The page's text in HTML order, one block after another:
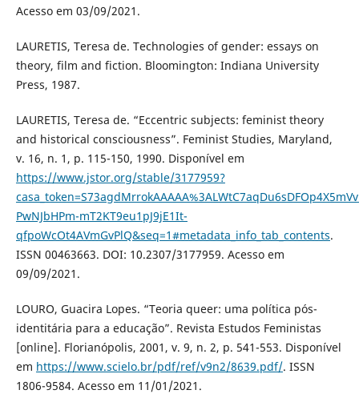
Acesso em 03/09/2021.
LAURETIS, Teresa de. Technologies of gender: essays on
theory, film and fiction. Bloomington: Indiana University
Press, 1987.
LAURETIS, Teresa de. “Eccentric subjects: feminist theory
and historical consciousness”. Feminist Studies, Maryland,
v. 16, n. 1, p. 115-150, 1990. Disponível em
https://www.jstor.org/stable/3177959?
PwNJbHPm-mT2KT9eu1pJ9jE1It-
qfpoWcOt4AVmGvPlQ&seq=1#metadata_info_tab_contents.
ISSN 00463663. DOI: 10.2307/3177959. Acesso em
09/09/2021.
LOURO, Guacira Lopes. “Teoria queer: uma política pós-
identitária para a educação”. Revista Estudos Feministas
[online]. Florianópolis, 2001, v. 9, n. 2, p. 541-553. Disponível
em https://www.scielo.br/pdf/ref/v9n2/8639.pdf/. ISSN
1806-9584. Acesso em 11/01/2021.